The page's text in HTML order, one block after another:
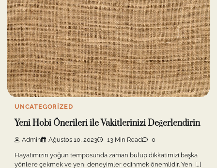
UNCATEGORIZED
Yeni Hobi Önerileri ile Vakitlerinizi Değerlendirin
Admin Ağustos 10, 2023 13 Min Read 0
Hayatımızın yoğun temposunda zaman bulup dikkatimizi başka
yönlere çekmek ve yeni deneyimler edinmek önemlidir. Yeni […]